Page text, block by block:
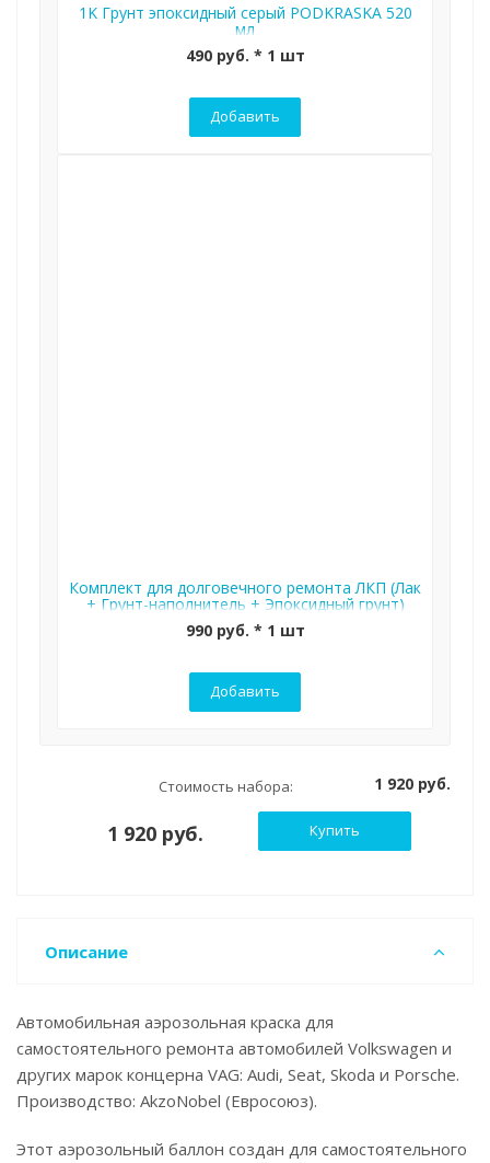
1K Грунт эпоксидный серый PODKRASKA 520
мл
490 руб. * 1 шт
Добавить
Комплект для долговечного ремонта ЛКП (Лак
+ Грунт-наполнитель + Эпоксидный грунт)
990 руб. * 1 шт
Добавить
Стоимость набора: 1 920 руб.
1 920 руб. Купить
Описание
Автомобильная аэрозольная краска для
самостоятельного ремонта автомобилей Volkswagen и
других марок концерна VAG: Audi, Seat, Skoda и Porsche.
Производство: AkzoNobel (Евросоюз).
Этот аэрозольный баллон создан для самостоятельного